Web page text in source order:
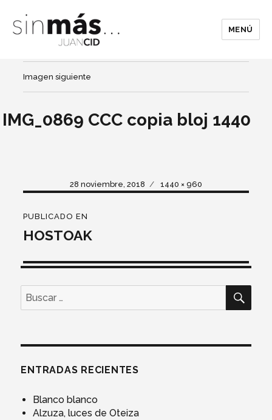
MENÚ
Imagen siguiente
IMG_0869 CCC copia bloj 1440
Publicado
28 noviembre, 2018
Tamaño
1440 × 960
de
entradas
PUBLICADO EN
HOSTOAK
Buscar
por:
ENTRADAS RECIENTES
Blanco blanco
Alzuza, luces de Oteiza